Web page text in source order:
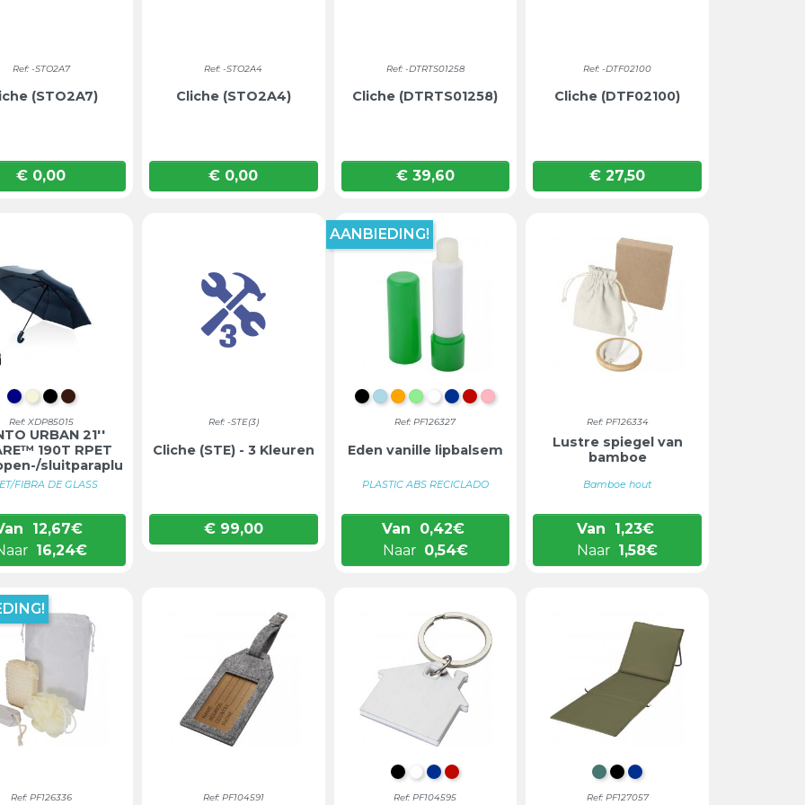
Ref: -STO2A7
(STO2A7)
Prijs
€ 0,00
Ref: -STO2A4
Cliche (STO2A4)
Prijs
€ 0,00
Ref: -DTRTS01258
Cliche (DTRTS01258)
Prijs
€ 39,60
Ref: -DTF02100
Cliche (DTF02100)
Prijs
€ 27,50
DONKERBLAUW
BEIGE
ZWART
BRUIN
Ref: XDP85015
URBAN 21''
190T RPET
sluitparaplu
FIBRA DE GLASS
12,67€
16,24€
Ref: -STE(3)
Cliche (STE) - 3 Kleuren
Prijs
€ 99,00
INTENS ZWART
LICHTBLAUW
ORANJE
LICHTGROEN
WITBLAUW
ROOD
ROZE
Ref: PF126327
Eden vanille lipbalsem
PLASTIC ABS RECICLADO
Van 0,42€
Naar 0,54€
AANBIEDING!
Ref: PF126334
Lustre spiegel van
bamboe
Bamboe hout
Van 1,23€
Naar 1,58€
Ref: PF126336 Ref: PF104591
INTENS ZWART
WITBLAUW
ROOD
Ref: PF104595
FOREST GROEN
INTENS ZWART
BLAUW
Ref: PF127057